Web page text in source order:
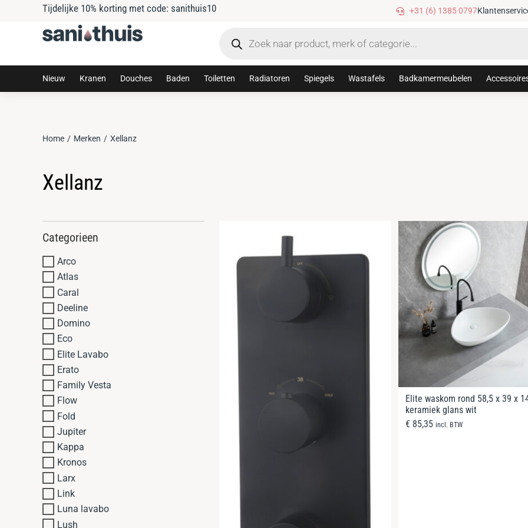
Tijdelijke 10% korting met code: sanithuis10 Gratis verzending vanaf €75,-
+31 (6) 1385 0797
Nieuw Kranen Douches Baden Toiletten Radiatoren Spiegels Wastafels Badkamermeubelen
Je bent hier:
Home Merken Xellanz
Xellanz
Categorieen
Arco
Atlas
Caral
Deeline
Domino
Eco
Elite Lavabo
Erato
Family Vesta
Flow
Fold
Jupiter
Kappa
Kronos
Larx
Link
Luna lavabo
Lush
Elite waskom rond 58,5 x 39 x
keramiek glans wit
€ 85,35 incl. BTW